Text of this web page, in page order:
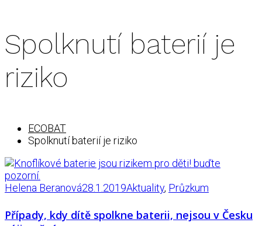
Spolknutí baterií je
riziko
ECOBAT
Spolknutí baterií je riziko
Helena Beranová28.1.2019Aktuality, Průzkum
Případy, kdy dítě spolkne baterii, nejsou v Česku